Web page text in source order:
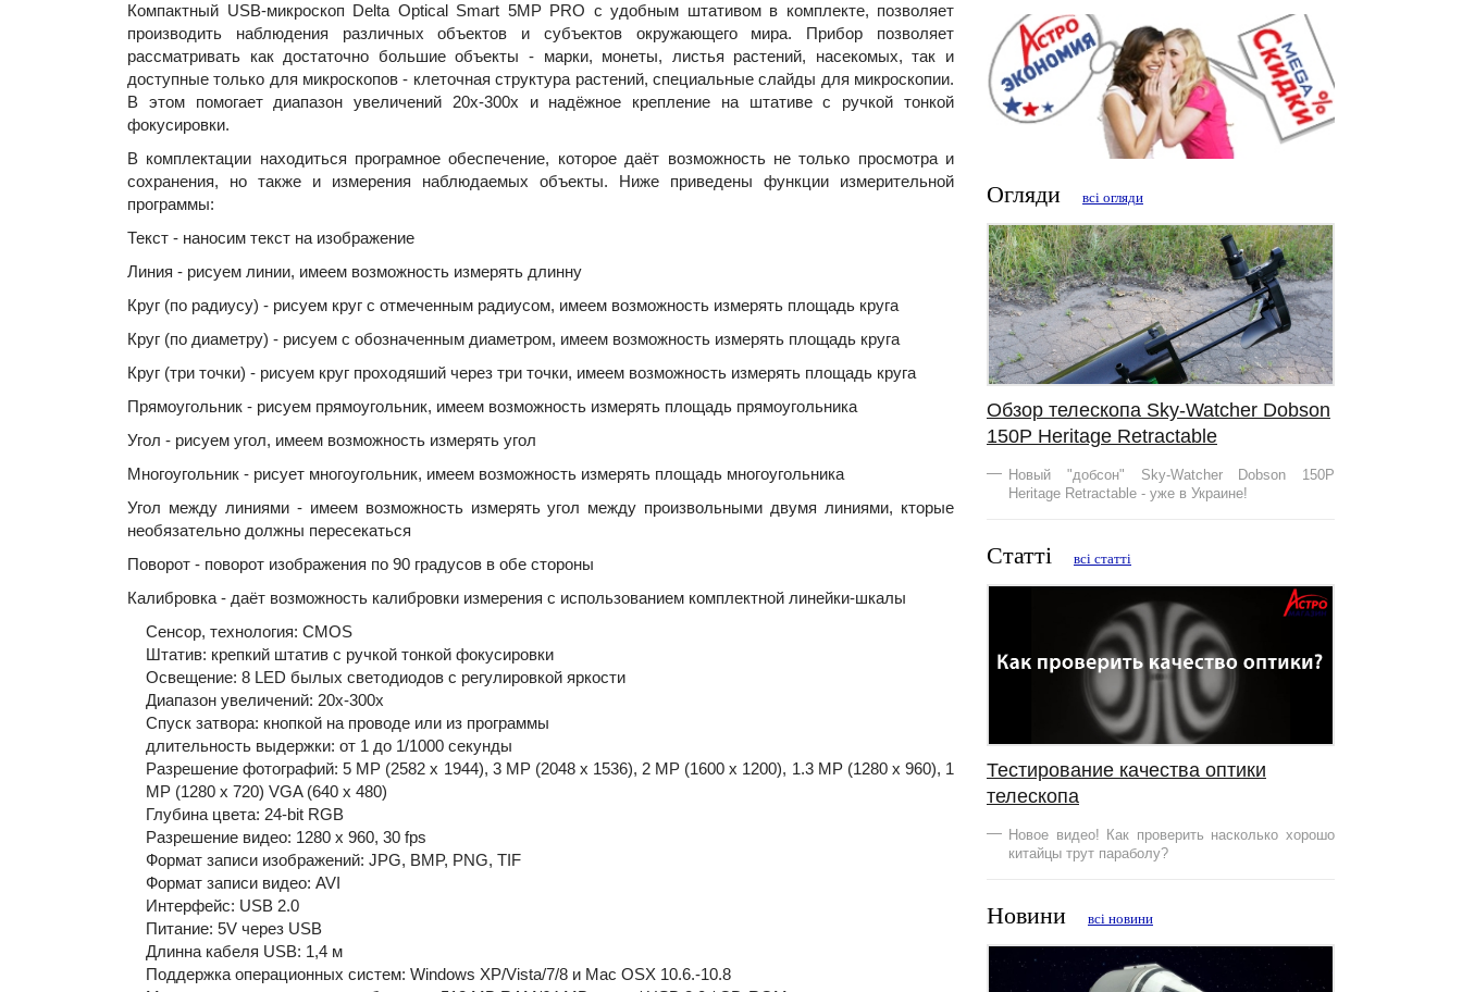
Компактный USB-микроскоп Delta Optical Smart 5MP PRO с удобным штативом в комплекте, позволяет
производить наблюдения различных объектов и субъектов окружающего мира. Прибор позволяет
рассматривать как достаточно большие объекты - марки, монеты, листья растений, насекомых, так и
доступные только для микроскопов - клеточная структура растений, специальные слайды для микроскопии.
В этом помогает диапазон увеличений 20х-300х и надёжное крепление на штативе с ручкой тонкой
фокусировки.
В комплектации находиться програмное обеспечение, которое даёт возможность не только просмотра и
сохранения, но также и измерения наблюдаемых объекты. Ниже приведены функции измерительной
программы:
Текст - наносим текст на изображение
Линия - рисуем линии, имеем возможность измерять длинну
Круг (по радиусу) - рисуем круг c отмеченным радиусом, имеем возможность измерять площадь круга
Круг (по диаметру) - рисуем с обозначенным диаметром, имеем возможность измерять площадь круга
Круг (три точки) - рисуем круг проходяший через три точки, имеем возможность измерять площадь круга
Прямоугольник - рисуем прямоугольник, имеем возможность измерять площадь прямоугольника
Угол - рисуем угол, имеем возможность измерять угол
Многоугольник - рисует многоугольник, имеем возможность измерять площадь многоугольника
Угол между линиями - имеем возможность измерять угол между произвольными двумя линиями, кторые
необязательно должны пересекаться
Поворот - поворот изображения по 90 градусов в обе стороны
Калибровка - даёт возможность калибровки измерения с использованием комплектной линейки-шкалы
Сенсор, технология: CMOS
Штатив: крепкий штатив с ручкой тонкой фокусировки
Освещение: 8 LED былых светодиодов с регулировкой яркости
Диапазон увеличений: 20x-300x
Спуск затвора: кнопкой на проводе или из программы
длительность выдержки: от 1 до 1/1000 секунды
Разрешение фотографий: 5 MP (2582 x 1944), 3 MP (2048 x 1536), 2 MP (1600 x 1200), 1.3 MP (1280 x 960), 1
MP (1280 x 720) VGA (640 x 480)
Глубина цвета: 24-bit RGB
Разрешение видео: 1280 x 960, 30 fps
Формат записи изображений: JPG, BMP, PNG, TIF
Формат записи видео: AVI
Интерфейс: USB 2.0
Питание: 5V через USB
Длинна кабеля USB: 1,4 м
Поддержка операционных систем: Windows XP/Vista/7/8 и Mac OSX 10.6.-10.8
Огляди всі огляди
Обзор телескопа Sky-Watcher Dobson
150Р Heritage Retractable
Новый "добсон" Sky-Watcher Dobson 150Р
Heritage Retractable - уже в Украине!
Статті всі статті
Тестирование качества оптики
телескопа
Новое видео! Как проверить насколько хорошо
китайцы трут параболу?
Новини всі новини